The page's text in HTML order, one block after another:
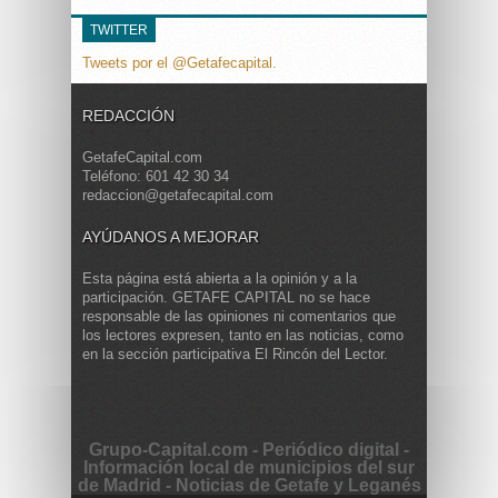
TWITTER
Tweets por el @Getafecapital.
REDACCIÓN
GetafeCapital.com
Teléfono: 601 42 30 34
redaccion@getafecapital.com
AYÚDANOS A MEJORAR
Esta página está abierta a la opinión y a la
participación. GETAFE CAPITAL no se hace
responsable de las opiniones ni comentarios que
los lectores expresen, tanto en las noticias, como
en la sección participativa El Rincón del Lector.
Grupo-Capital.com - Periódico digital -
Información local de municipios del sur
de Madrid - Noticias de Getafe y Leganés